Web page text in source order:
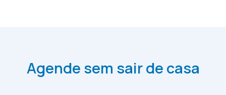
Agende sem sair de casa